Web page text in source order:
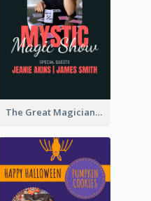
The Great Magician Promote Instagram Stories